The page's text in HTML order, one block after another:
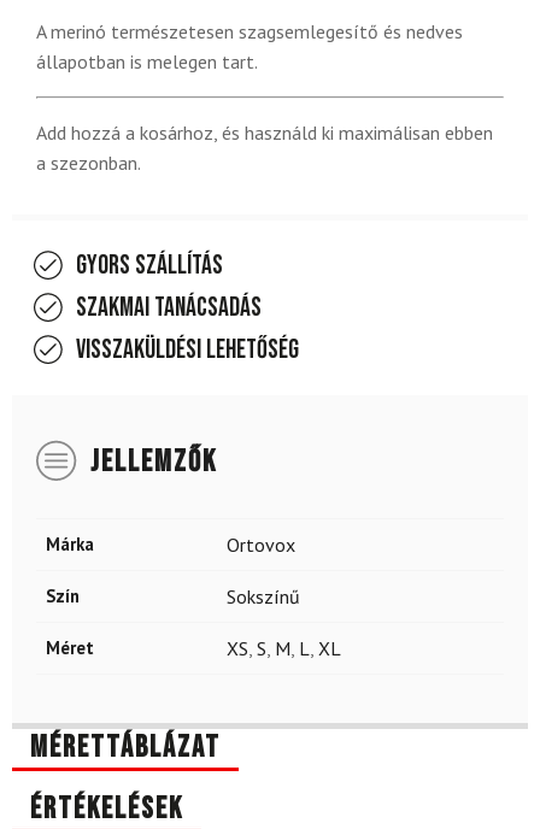
A merinó természetesen szagsemlegesítő és nedves
állapotban is melegen tart.
Add hozzá a kosárhoz, és használd ki maximálisan ebben
a szezonban.
Gyors szállítás
Szakmai tanácsadás
Visszaküldési lehetőség
JELLEMZŐK
Márka Ortovox
Szín Sokszínű
Méret XS, S, M, L, XL
Mérettáblázat
Értékelések